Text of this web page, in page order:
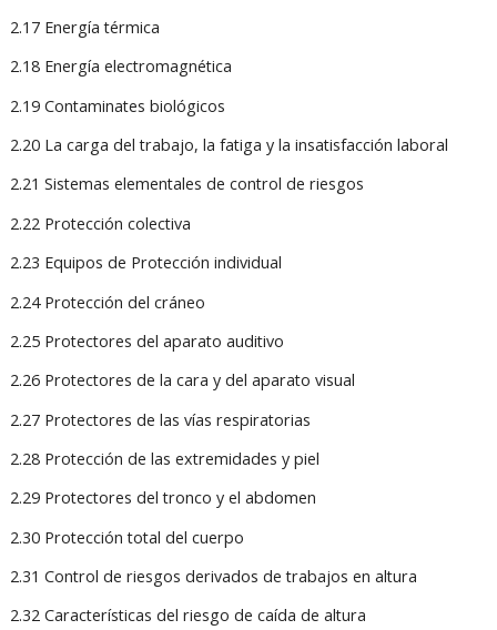
2.17 Energía térmica
2.18 Energía electromagnética
2.19 Contaminates biológicos
2.20 La carga del trabajo, la fatiga y la insatisfacción laboral
2.21 Sistemas elementales de control de riesgos
2.22 Protección colectiva
2.23 Equipos de Protección individual
2.24 Protección del cráneo
2.25 Protectores del aparato auditivo
2.26 Protectores de la cara y del aparato visual
2.27 Protectores de las vías respiratorias
2.28 Protección de las extremidades y piel
2.29 Protectores del tronco y el abdomen
2.30 Protección total del cuerpo
2.31 Control de riesgos derivados de trabajos en altura
2.32 Características del riesgo de caída de altura